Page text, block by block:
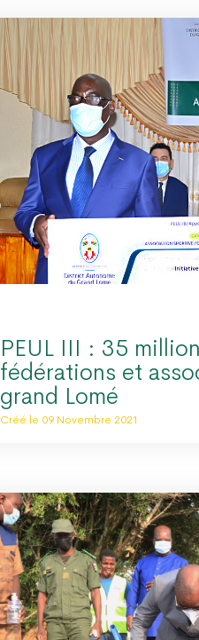
PEUL III : 35
fédérations et
grand Lomé
Créé le 09 Novembre 2021